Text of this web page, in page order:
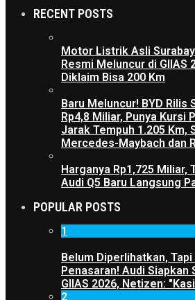
RECENT POSTS
Motor Listrik Asli
Resmi Meluncur di GIIAS
Diklaim Bisa 200 Km
Baru Meluncur! BYD Rilis
Rp4,8 Miliar, Punya Kursi
Jarak Tempuh 1.205 Km,
Mercedes-Maybach dan
Harganya Rp1,725 Miliar,
Audi Q5 Baru Langsung
POPULAR POSTS
1
Belum Diperlihatkan, Tapi
Penasaran! Audi Siapkan
GIIAS 2026, Netizen:
2